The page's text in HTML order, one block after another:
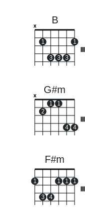
B
x
1
3 3 3
1
G#m
x
2
1 1
4 4
F#m
1
3 4
1 1 1